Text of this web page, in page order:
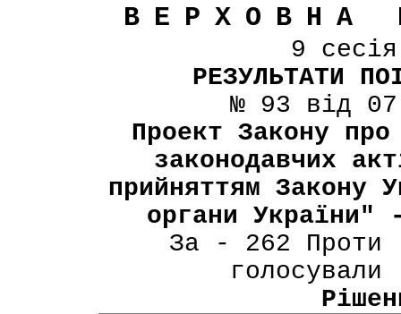
ВЕРХОВНА
9
РЕЗУЛЬТАТИ
№ 93 від
Проект Закону
законодавчих
прийняттям Закону
органи
За - 262 Проти